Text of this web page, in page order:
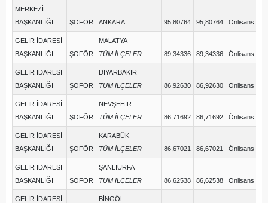
MERKEZİ
BAŞKANLIĞI
ŞOFÖR ANKARA 95,80764 95,80764 Önlisans
GELİR İDARESİ
BAŞKANLIĞI
ŞOFÖR
MALATYA
TÜM İLÇELER
89,34336 89,34336 Önlisans
GELİR İDARESİ
BAŞKANLIĞI
ŞOFÖR
DİYARBAKIR
TÜM İLÇELER
86,92630 86,92630 Önlisans
GELİR İDARESİ
BAŞKANLIĞI
ŞOFÖR
NEVŞEHİR
TÜM İLÇELER
86,71692 86,71692 Önlisans
GELİR İDARESİ
BAŞKANLIĞI
ŞOFÖR
KARABÜK
TÜM İLÇELER
86,67021 86,67021 Önlisans
GELİR İDARESİ
BAŞKANLIĞI
ŞOFÖR
ŞANLIURFA
TÜM İLÇELER
86,62538 86,62538 Önlisans
GELİR İDARESİ
BİNGÖL